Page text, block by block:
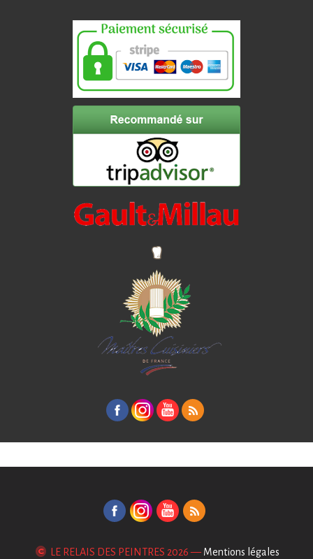
LE RELAIS DES PEINTRES 2026 — Mentions légales